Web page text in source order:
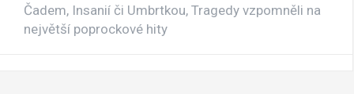
Čadem, Insanií či Umbrtkou, Tragedy vzpomněli na
největší poprockové hity